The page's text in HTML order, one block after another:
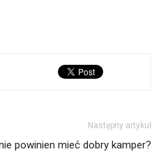
Następny artykuł
powinien mieć dobry kamper?